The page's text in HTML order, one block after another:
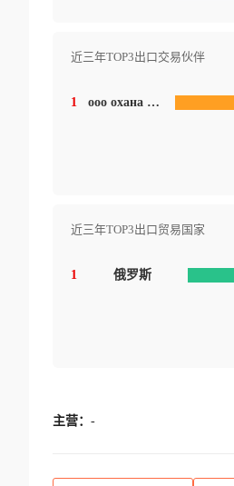
近三年TOP3出口交易伙伴
1 ооо охана маркет
近三年TOP3出口贸易国家
1 俄罗斯
主营： -